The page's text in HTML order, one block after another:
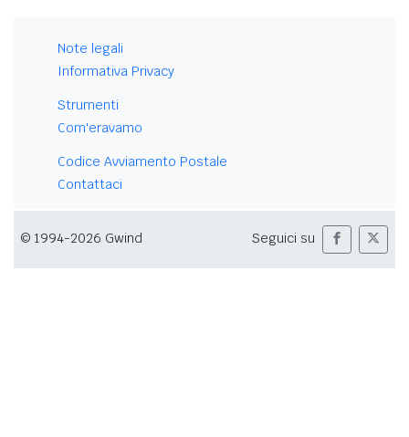
Note legali
Informativa Privacy
Strumenti
Com'eravamo
Codice Avviamento Postale
Contattaci
© 1994-2026 Gwind Seguici su